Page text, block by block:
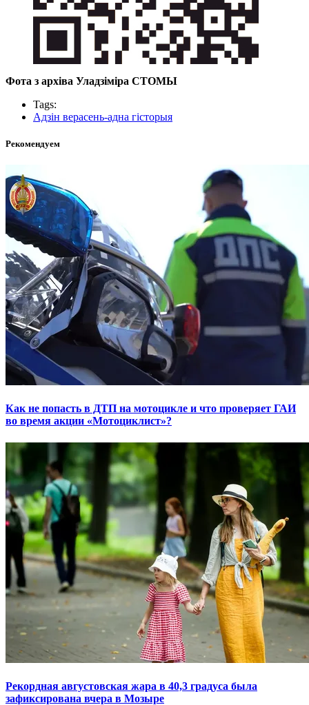
Фота з архіва Уладзіміра СТОМЫ
Tags:
Адзін верасень-адна гісторыя
Рекомендуем
Как не попасть в ДТП на мотоцикле и что проверяет ГАИ
во время акции «Мотоциклист»?
Рекордная августовская жара в 40,3 градуса была
зафиксирована вчера в Мозыре